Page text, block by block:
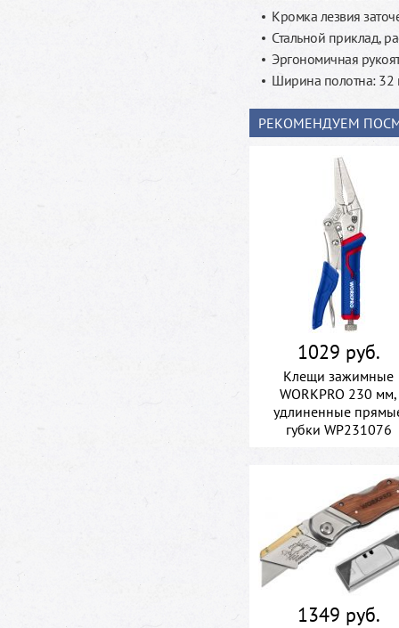
Кромка лезвия
Стальной приклад,
Эргономичная
Ширина полотна: 32
РЕКОМЕНДУЕМ
1029 руб.
Клещи зажимные
WORKPRO 230 мм,
удлиненные
губки WP231076
1349 руб.